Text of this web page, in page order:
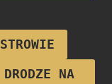
NA